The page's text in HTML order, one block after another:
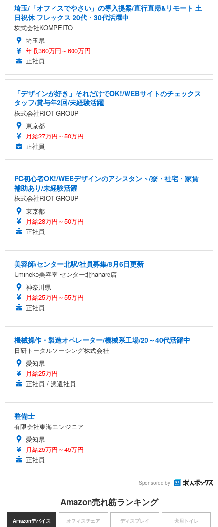
埼玉/「オフィスでやさい」の導入提案/直行直帰&リモート 土
日祝休 フレックス 20代・30代活躍中
株式会社KOMPEITO
埼玉県
年収360万円～600万円
正社員
「デザインが好き」それだけでOK!/WEBサイトのチェックス
タッフ/賞与年2回/未経験活躍
株式会社RIOT GROUP
東京都
月給27万円～50万円
正社員
PC初心者OK!/WEBデザインのアシスタント/寮・社宅・家賃
補助あり/未経験活躍
株式会社RIOT GROUP
東京都
月給28万円～50万円
正社員
美容師/センター北駅/社員募集/8月6日更新
Umineko美容室 センター北hanare店
神奈川県
月給25万円～55万円
正社員
機械操作・製造オペレーター/機械系工場/20～40代活躍中
日研トータルソーシング株式会社
愛知県
月給25万円
正社員 / 派遣社員
整備士
有限会社東海エンジニア
愛知県
月給25万円～45万円
正社員
Sponsored by
Amazon売れ筋ランキング
Amazonデバイス オフィスチェア ディスプレイ 犬用トイレ